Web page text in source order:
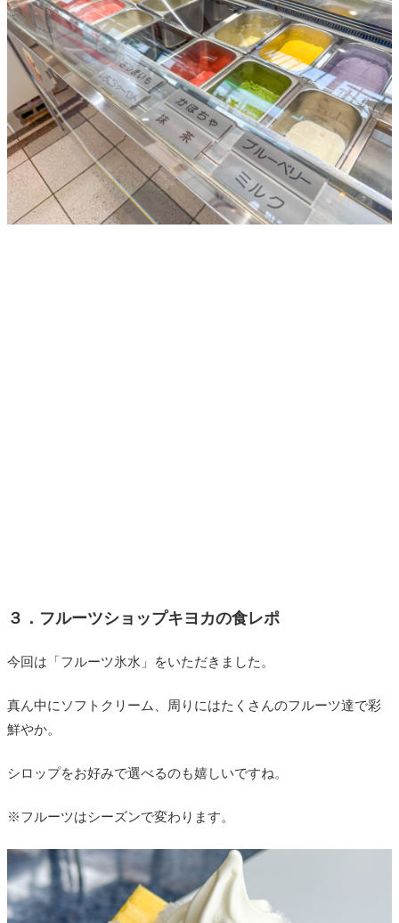
３．フルーツショップキヨカの食レポ
今回は「フルーツ氷水」をいただきました。
真ん中にソフトクリーム、周りにはたくさんのフルーツ達で彩
鮮やか。
シロップをお好みで選べるのも嬉しいですね。
※フルーツはシーズンで変わります。